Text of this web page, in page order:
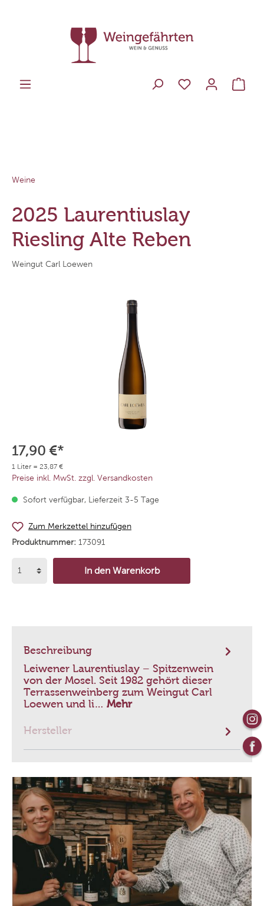
Weine
2025 Laurentiuslay
Riesling Alte Reben
Weingut Carl Loewen
17,90 €*
1 Liter = 23,87 €
Preise inkl. MwSt. zzgl. Versandkosten
Sofort verfügbar, Lieferzeit 3-5 Tage
Zum Merkzettel hinzufügen
Produktnummer: 173091
In den Warenkorb
Beschreibung
Leiwener Laurentiuslay – Spitzenwein
von der Mosel. Seit 1982 gehört dieser
Terrassenweinberg zum Weingut Carl
Loewen und li… Mehr
Hersteller